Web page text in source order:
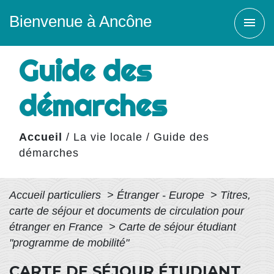
Bienvenue à Ancône menu
Guide des
démarches
Accueil / La vie locale / Guide des
démarches
Accueil particuliers > Étranger - Europe > Titres,
carte de séjour et documents de circulation pour
étranger en France > Carte de séjour étudiant
"programme de mobilité"